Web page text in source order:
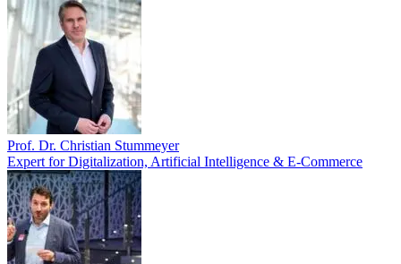
Prof. Dr. Christian Stummeyer
Expert for Digitalization, Artificial Intelligence & E-Commerce